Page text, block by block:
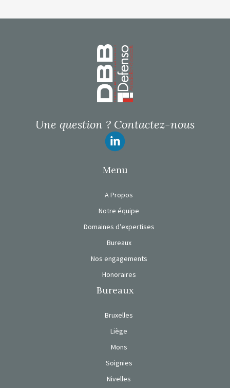
Page d’accueil
Une question ? Contactez-nous
Menu
A Propos
Notre équipe
Domaines d’expertises
Bureaux
Nos engagements
Honoraires
Bureaux
Bruxelles
Liège
Mons
Soignies
Nivelles